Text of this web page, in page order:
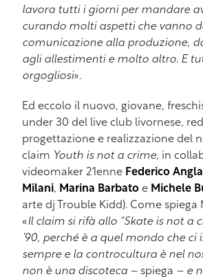
lavora tutti i giorni per mandare
curando molti aspetti che vanno
comunicazione alla produzione,
agli allestimenti e molto altro. E
orgogliosi».
Ed eccolo il nuovo, giovane,
under 30 del live club livornese,
progettazione e realizzazione del
claim Youth is not a crime, in
videomaker 21enne Federico
Milani, Marina Barbato e Michele
arte dj Trouble Kidd). Come spiega
«Il claim si rifà allo “Skate is not a
’90, perché è a quel mondo che ci
sempre e la controcultura è nel
non è una discoteca – spiega – e